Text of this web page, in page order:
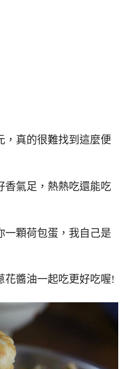
，真的很難找到這麼便
香氣足，熱熱吃還能吃
一顆荷包蛋，我自己是
花醬油一起吃更好吃喔!